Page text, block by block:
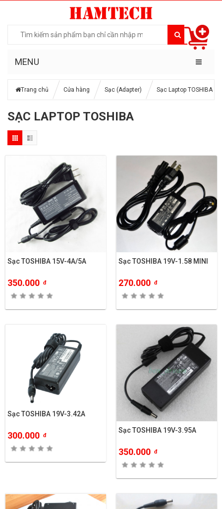
MENU
Trang chủ Cửa hàng Sạc (Adapter) Sạc Laptop TOSHIBA
SẠC LAPTOP TOSHIBA
Sạc TOSHIBA 15V-4A/5A
350.000 đ
Sạc TOSHIBA 19V-1.58 MINI
270.000 đ
Sạc TOSHIBA 19V-3.42A
300.000 đ
Sạc TOSHIBA 19V-3.95A
350.000 đ